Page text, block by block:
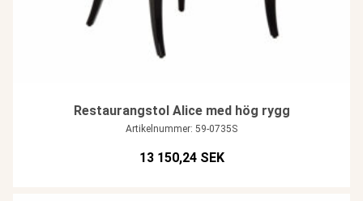
Restaurangstol Alice med hög rygg
Artikelnummer: 59-0735S
13 150,24 SEK